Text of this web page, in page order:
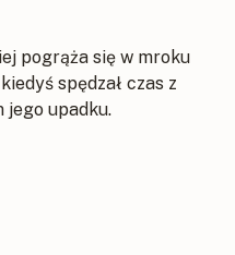
pogrąża się w mroku
spędzał czas z
jego upadku.